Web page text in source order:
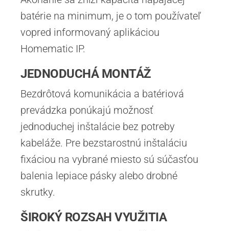
batérie na minimum, je o tom používateľ
vopred informovaný aplikáciou
Homematic IP.
JEDNODUCHÁ MONTÁŽ
Bezdrôtová komunikácia a batériová
prevádzka ponúkajú možnosť
jednoduchej inštalácie bez potreby
kabeláže. Pre bezstarostnú inštaláciu
fixáciou na vybrané miesto sú súčasťou
balenia lepiace pásky alebo drobné
skrutky.
ŠIROKÝ ROZSAH VYUŽITIA